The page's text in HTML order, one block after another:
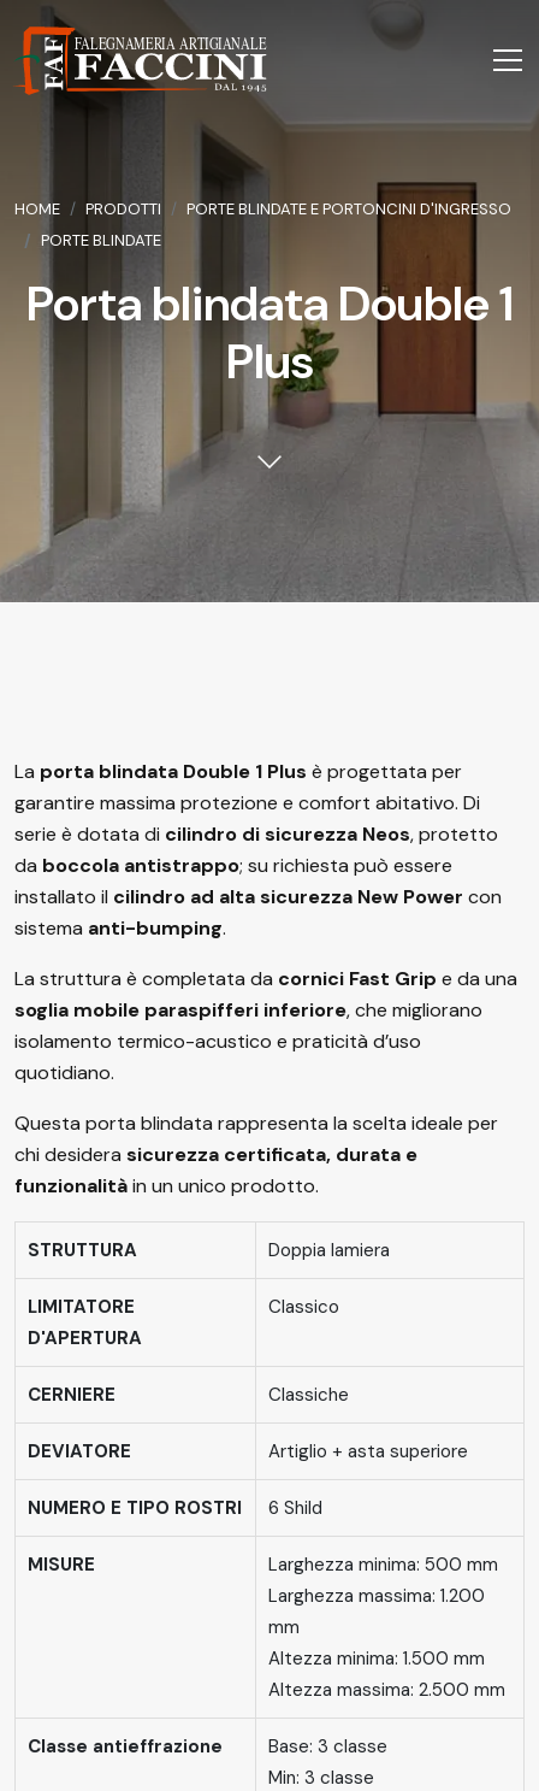
HOME PRODOTTI
PORTE BLINDATE E PORTONCINI D'INGRESSO
PORTE BLINDATE
Porta blindata Double 1
Plus
La porta blindata Double 1 Plus è progettata per
garantire massima protezione e comfort abitativo. Di
serie è dotata di cilindro di sicurezza Neos, protetto
da boccola antistrappo; su richiesta può essere
installato il cilindro ad alta sicurezza New Power con
sistema anti-bumping.
La struttura è completata da cornici Fast Grip e da una
soglia mobile paraspifferi inferiore, che migliorano
isolamento termico-acustico e praticità d’uso
quotidiano.
Questa porta blindata rappresenta la scelta ideale per
chi desidera sicurezza certificata, durata e
funzionalitàin un unico prodotto.
STRUTTURA Doppia lamiera
LIMITATORE
D'APERTURA
Classico
CERNIERE Classiche
DEVIATORE Artiglio + asta superiore
NUMERO E TIPO ROSTRI 6 Shild
MISURE
Larghezza minima: 500 mm
Larghezza massima: 1.200
mm
Altezza minima: 1.500 mm
Altezza massima: 2.500 mm
Classe antieffrazione
Base: 3 classe
Min: 3 classe